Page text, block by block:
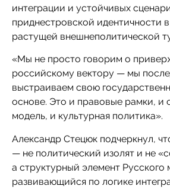
интеграции и устойчивых
приднестровской идентичности
растущей внешнеполитической
«Мы не просто говорим о
российскому вектору — мы
выстраиваем свою
основе. Это и правовые рамки, и
модель, и культурная политика».
Александр Стецюк подчеркнул,
— не политический изолят и не
а структурный элемент Русского
развивающийся по логике